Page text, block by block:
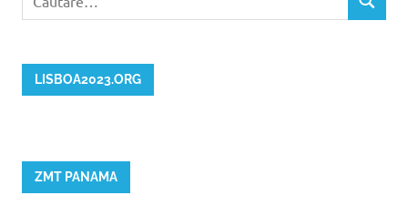
după:
LISBOA2023.ORG
ZMT PANAMA